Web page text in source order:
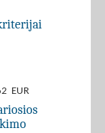
EUR